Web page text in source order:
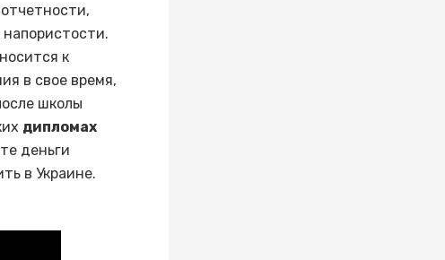
к
в свое время,
школы
дипломах
деньги
в Украине.